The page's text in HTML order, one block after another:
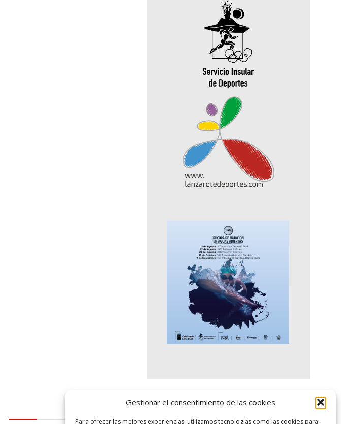
Gestionar el consentimiento de las cookies
Para ofrecer las mejores experiencias, utilizamos tecnologías como las cookies para
logo SID